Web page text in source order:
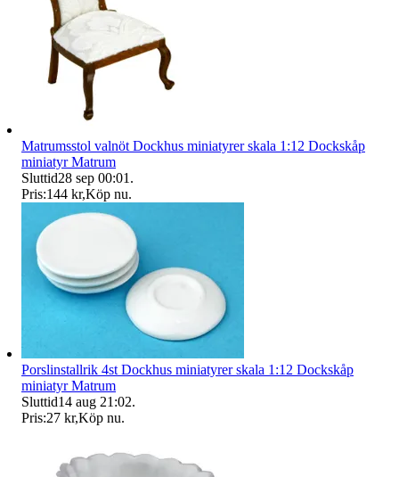
Matrumsstol valnöt Dockhus miniatyrer skala 1:12 Dockskåp
miniatyr Matrum
Sluttid28 sep 00:01 .
Pris:144 kr,Köp nu.
Porslinstallrik 4st Dockhus miniatyrer skala 1:12 Dockskåp
miniatyr Matrum
Sluttid14 aug 21:02.
Pris:27 kr,Köp nu.